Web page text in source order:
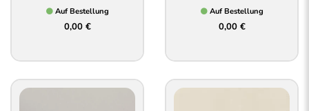
Auf Bestellung
0,00 €
Auf Bestellung
0,00 €